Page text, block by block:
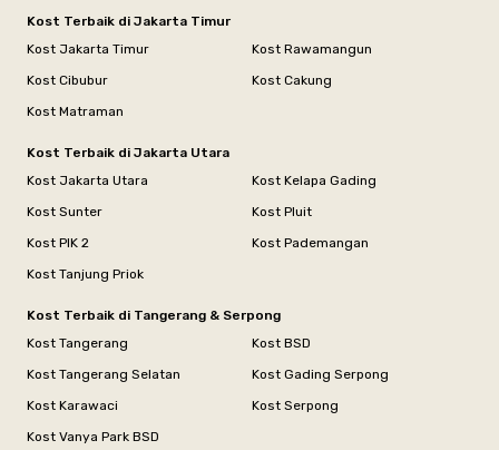
Kost Terbaik di Jakarta Timur
Kost Jakarta Timur
Kost Rawamangun
Kost Cibubur
Kost Cakung
Kost Matraman
Kost Terbaik di Jakarta Utara
Kost Jakarta Utara
Kost Kelapa Gading
Kost Sunter
Kost Pluit
Kost PIK 2
Kost Pademangan
Kost Tanjung Priok
Kost Terbaik di Tangerang & Serpong
Kost Tangerang
Kost BSD
Kost Tangerang Selatan
Kost Gading Serpong
Kost Karawaci
Kost Serpong
Kost Vanya Park BSD